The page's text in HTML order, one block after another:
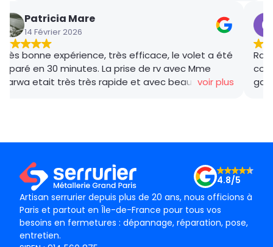
Patricia Mare
14 Février 2026
Très bonne expérience, très efficace, le volet a été
réparé en 30 minutes. La prise de rv avec Mme
Marwa etait très très rapide et avec beaucoup de
voir plus
Artisan serrurier depuis plus de 20 ans, nous officions à
Paris et partout en Île-de-France pour tous vos
besoins en fermetures : dépannage, réparation, pose,
entretien.
4.8/5